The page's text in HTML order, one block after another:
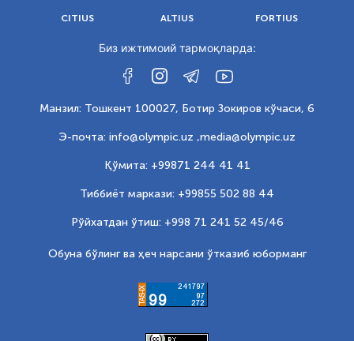
CITIUS ALTIUS FORTIUS
Биз ижтимоий тармоқларда:
Манзил: Тошкент 100027, Ботир Зокиров кўчаси, 6
Э-почта: info@olympic.uz ,media@olympic.uz
Қўмита: +99871 244 41 41
Тиббиёт маркази: +99855 502 88 44
Рўйхатдан ўтиш: +998 71 241 52 45/46
Обуна бўлинг ва ҳеч нарсани ўтказиб юборманг